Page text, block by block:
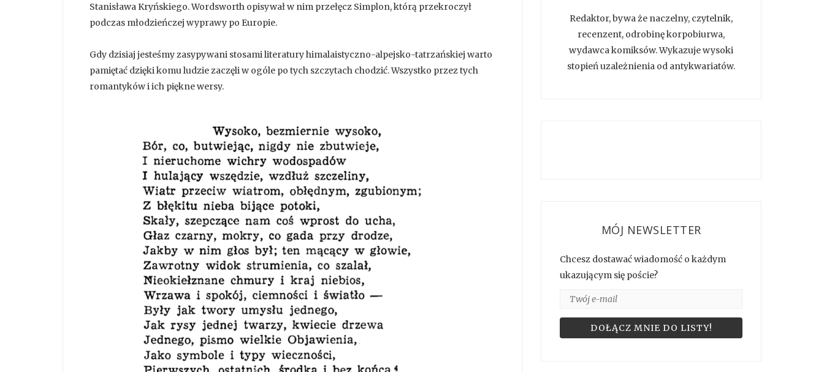
Stanisława Kryńskiego. Wordsworth opisywał w nim przełęcz Simplon, którą przekroczył
podczas młodzieńczej wyprawy po Europie.
Gdy dzisiaj jesteśmy zasypywani stosami literatury himalaistyczno-alpejsko-tatrzańskiej warto
pamiętać dzięki komu ludzie zaczęli w ogóle po tych szczytach chodzić. Wszystko przez tych
romantyków i ich piękne wersy.
Redaktor, bywa że naczelny, czytelnik,
recenzent, odrobinę korpobiurwa,
wydawca komiksów. Wykazuje wysoki
stopień uzależnienia od antykwariatów.
MÓJ NEWSLETTER
Chcesz dostawać wiadomość o każdym
ukazującym się poście?